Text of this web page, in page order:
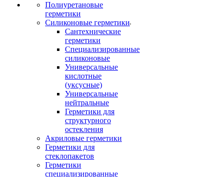
Полиуретановые
герметики
Силиконовые герметики
Сантехнические
герметики
Специализированные
силиконовые
Универсальные
кислотные
(уксусные)
Универсальные
нейтральные
Герметики для
структурного
остекления
Акриловые герметики
Герметики для
стеклопакетов
Герметики
специализированные